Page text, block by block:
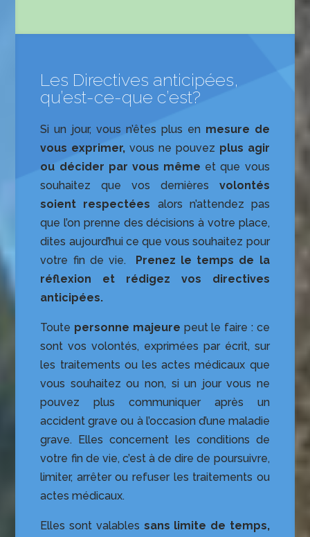
Les Directives anticipées,
qu’est-ce-que c’est?
Si un jour, vous n’êtes plus en mesure de
vous exprimer,vous ne pouvez plus agir
ou décider par vous même et que vous
souhaitez que vos dernières volontés
soient respectées alors n’attendez pas
que l’on prenne des décisions à votre place,
dites aujourd’hui ce que vous souhaitez pour
votre fin de vie. Prenez le temps de la
réflexion et rédigez vos directives
anticipées.
Toute personne majeure peut le faire : ce
sont vos volontés, expri­mées par écrit, sur
les traitements ou les actes médicaux que
vous souhaitez ou non, si un jour vous ne
pouvez plus communiquer après un
accident grave ou à l’occasion d’une maladie
grave. Elles concernent les conditions de
votre fin de vie, c’est à de dire de poursuivre,
limiter, arrêter ou refuser les traitements ou
actes médicaux.
Elles sont valables sans limite de temps,